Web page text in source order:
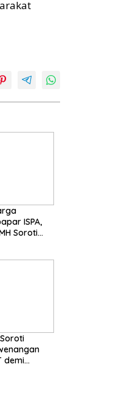
ISPA,
Soroti
demi